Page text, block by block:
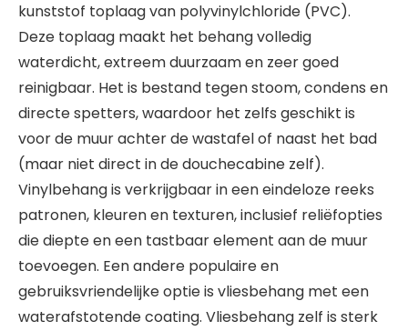
kunststof toplaag van polyvinylchloride (PVC).
Deze toplaag maakt het behang volledig
waterdicht, extreem duurzaam en zeer goed
reinigbaar. Het is bestand tegen stoom, condens en
directe spetters, waardoor het zelfs geschikt is
voor de muur achter de wastafel of naast het bad
(maar niet direct in de douchecabine zelf).
Vinylbehang is verkrijgbaar in een eindeloze reeks
patronen, kleuren en texturen, inclusief reliëfopties
die diepte en een tastbaar element aan de muur
toevoegen. Een andere populaire en
gebruiksvriendelijke optie is vliesbehang met een
waterafstotende coating. Vliesbehang zelf is sterk